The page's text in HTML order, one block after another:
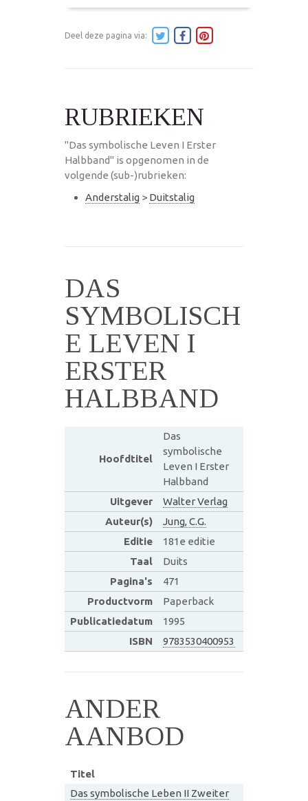
Deel deze pagina via:
RUBRIEKEN
"Das symbolische Leven I Erster
Halbband" is opgenomen in de
volgende (sub-)rubrieken:
Anderstalig > Duitstalig
DAS
SYMBOLISCH
E LEVEN I
ERSTER
HALBBAND
Hoofdtitel
Das
symbolische
Leven I Erster
Halbband
Uitgever
Walter Verlag
Auteur(s)
Jung, C.G.
Editie
181e editie
Taal
Duits
Pagina's
471
Productvorm
Paperback
Publicatiedatum
1995
ISBN
9783530400953
ANDER
AANBOD
Titel
Das symbolische Leben II Zweiter